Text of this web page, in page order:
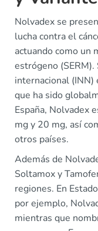
Nolvadex se
lucha contra el
actuando como un
estrógeno
internacional
que ha sido
España, Nolvadex
mg y 20 mg, así
otros países.
Además de
Soltamox y
regiones. En
por ejemplo,
mientras que